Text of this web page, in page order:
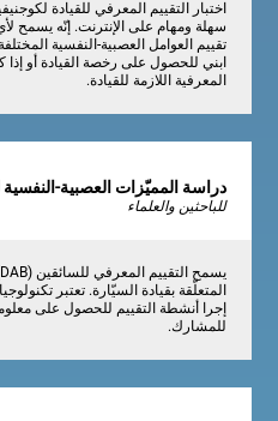
اختبار التقييم المعرفي للقيادة
سهلة ومهام على الإنترنت. إنّه
تقييم العوامل العصبية-النفسية
ابني للحصول على رخصة القيادة أو
المعرفية اللازمة للقيادة.
دراسة المميّزات العصبية-
للباحثين والعلماء
المتعلّقة بقيادة السيّارة. تعتبر
إجرا أنشطة التقييم للحصول على
للمشارك.